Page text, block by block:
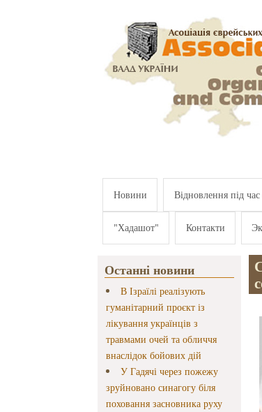
Новини Відновлення під
"Хадашот" Контакти
Останні новини
В Ізраїлі реалізують
гуманітарний проєкт із
лікування українців з
травмами очей та обличчя
внаслідок бойових дій
У Гадячі через пожежу
зруйновано синагогу біля
поховання засновника руху